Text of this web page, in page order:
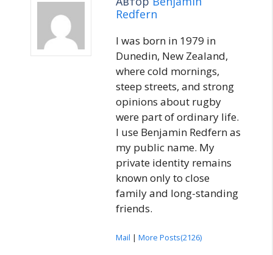
Redfern
I was born in 1979 in
Dunedin, New Zealand,
where cold mornings,
steep streets, and strong
opinions about rugby
were part of ordinary life.
I use Benjamin Redfern as
my public name. My
private identity remains
known only to close
family and long-standing
friends.
Mail | More Posts(2126)